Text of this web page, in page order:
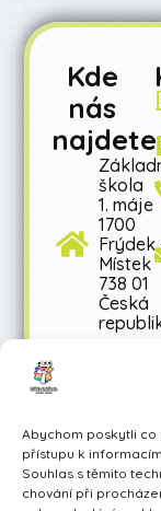
Abychom poskytli
přístupu k
Souhlas s těmito
chování při
Kde
nás
najdete
škola
1. máje
1700
Frýdek
Místek
738 01
Česká